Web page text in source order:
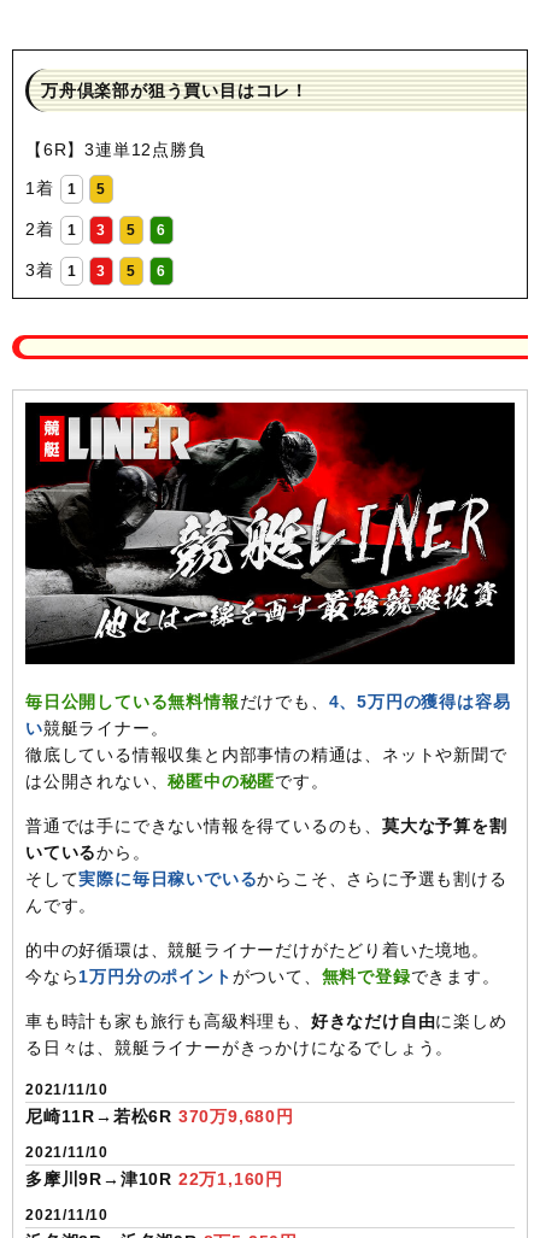
万舟倶楽部が狙う買い目はコレ！
【6R】3連単12点勝負
1着
1 5
2着 1 3 5 6
3着 1 3 5 6
毎日公開している無料情報だけでも、 4、5万円の獲得は容易
い競艇ライナー。
徹底している情報収集と内部事情の精通は、ネットや新聞で
は公開されない、秘匿中の秘匿です。
普通では手にできない情報を得ているのも、 莫大な予算を割
いているから。
そして実際に毎日稼いでいるからこそ、さらに予選も割ける
んです。
的中の好循環は、競艇ライナーだけがたどり着いた境地。
今なら1万円分のポイントがついて、 無料で登録できます。
車も時計も家も旅行も高級料理も、 好きなだけ自由に楽しめ
る日々は、競艇ライナーがきっかけになるでしょう。
2021/11/10
尼崎11R→若松6R 370万9,680円
2021/11/10
多摩川9R→津10R 22万1,160円
2021/11/10